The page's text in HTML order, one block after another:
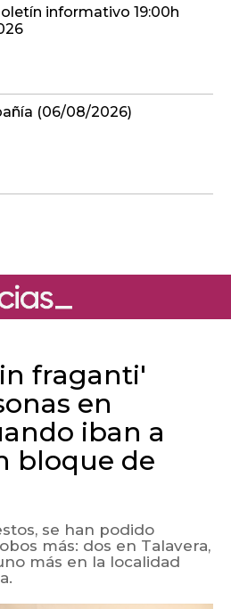
informativo 19:00h
(06/08/2026)
fraganti'
en
iban a
bloque de
se han podido
más: dos en Talavera,
más en la localidad